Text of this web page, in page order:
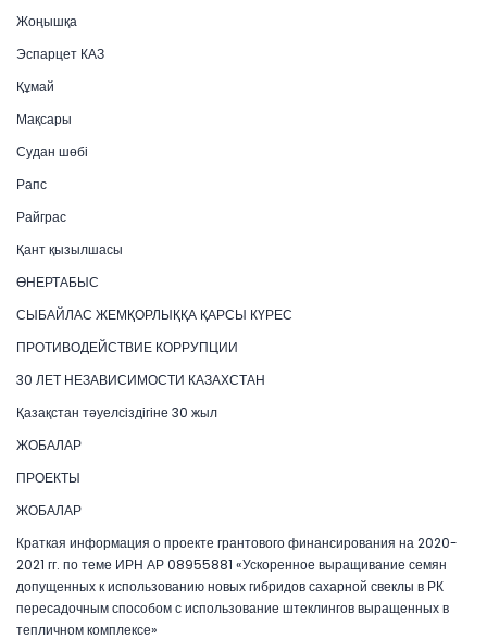
Жоңышқа
Эспарцет КАЗ
Құмай
Мақсары
Судан шөбі
Рапс
Райграс
Қант қызылшасы
ӨНЕРТАБЫС
СЫБАЙЛАС ЖЕМҚОРЛЫҚҚА ҚАРСЫ КҮРЕС
ПРОТИВОДЕЙСТВИЕ КОРРУПЦИИ
30 ЛЕТ НЕЗАВИСИМОСТИ КАЗАХСТАН
Қазақстан тәуелсіздігіне 30 жыл
ЖОБАЛАР
ПРОЕКТЫ
ЖОБАЛАР
Краткая информация о проекте грантового финансирования на 2020-
2021 гг. по теме ИРН АР 08955881 «Ускоренное выращивание семян
допущенных к использованию новых гибридов сахарной свеклы в РК
пересадочным способом с использование штеклингов выращенных в
тепличном комплексе»